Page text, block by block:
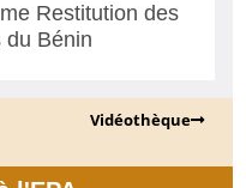
Restitution des
du Bénin
Vidéothèque